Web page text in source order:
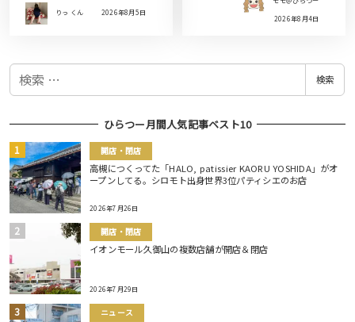
りっ くん 2026年8月5日
2026年8月4日
検
検索
ひらつー月間人気記事ベスト10
開店・閉店
高槻につくってた「HALO, patissier KAORU YOSHIDA」がオ
ープンしてる。シロモト出身世界3位パティシエのお店
2026年7月26日
開店・閉店
イオンモール久御山の複数店舗が開店＆閉店
2026年7月29日
ニュース